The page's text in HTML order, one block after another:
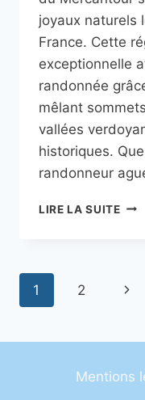
joyaux naturels
France. Cette
exceptionnelle
randonnée
mêlant
vallées
historiques.
randonneur
LIRE LA SUITELES
LE
DU
Navigation
1 2
Page
Mentions